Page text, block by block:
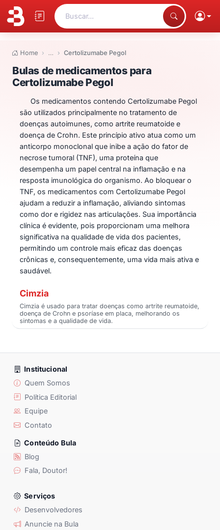
Buscar...
Home … Certolizumabe Pegol
Bulas de medicamentos para
Bulas de medicamentos para
Certolizumabe Pegol
Os medicamentos contendo Certolizumabe Pegol
são utilizados principalmente no tratamento de
doenças autoimunes, como artrite reumatoide e
doença de Crohn. Este princípio ativo atua como um
anticorpo monoclonal que inibe a ação do fator de
necrose tumoral (TNF), uma proteína que
desempenha um papel central na inflamação e na
resposta imunológica do organismo. Ao bloquear o
TNF, os medicamentos com Certolizumabe Pegol
ajudam a reduzir a inflamação, aliviando sintomas
como dor e rigidez nas articulações. Sua importância
clínica é evidente, pois proporcionam uma melhora
significativa na qualidade de vida dos pacientes,
permitindo um controle mais eficaz das doenças
crônicas e, consequentemente, uma vida mais ativa e
saudável.
Cimzia
Cimzia é usado para tratar doenças como artrite reumatoide,
doença de Crohn e psoríase em placa, melhorando os
sintomas e a qualidade de vida.
Institucional
Quem Somos
Política Editorial
Equipe
Contato
Conteúdo Bula
Blog
Fala, Doutor!
Serviços
Desenvolvedores
Anuncie na Bula